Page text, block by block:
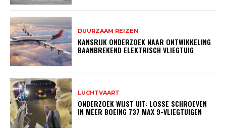
DUURZAAM REIZEN
KANSRIJK ONDERZOEK NAAR ONTWIKKELING
BAANBREKEND ELEKTRISCH VLIEGTUIG
LUCHTVAART
ONDERZOEK WIJST UIT: LOSSE SCHROEVEN
IN MEER BOEING 737 MAX 9-VLIEGTUIGEN